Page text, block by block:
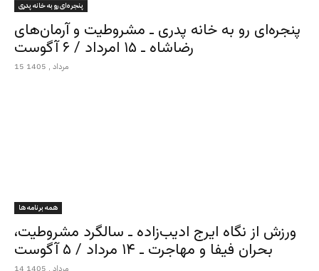
پنجره‌ای رو به خانه پدری
پنجره‌ای رو به خانه پدری ـ مشروطیت و آرمان‌های
رضاشاه ـ ۱۵ امرداد / ۶ آگوست
15 مرداد , 1405
همه برنامه ها
ورزش از نگاه ایرج ادیب‌زاده ـ سالگرد مشروطیت،
بحران فیفا و مهاجرت ـ ۱۴ مرداد / ۵ آگوست
14 مرداد , 1405